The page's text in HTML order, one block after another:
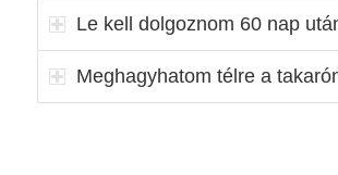
Le kell dolgoznom 60 nap
Meghagyhatom télre a